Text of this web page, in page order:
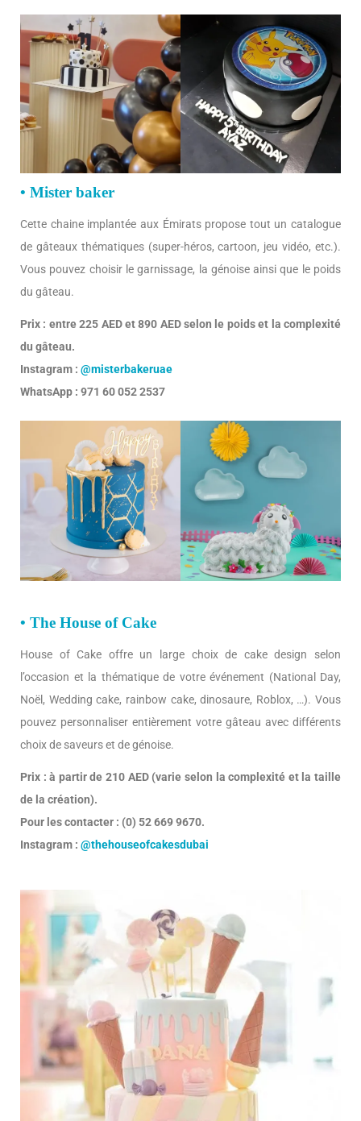
• Mister baker
Cette chaine implantée aux Émirats propose tout un catalogue
de gâteaux thématiques (super-héros, cartoon, jeu vidéo, etc.).
Vous pouvez choisir le garnissage, la génoise ainsi que le poids
du gâteau.
Prix : entre 225 AED et 890 AED selon le poids et la complexité
du gâteau.
Instagram : @misterbakeruae
WhatsApp : 971 60 052 2537
• The House of Cake
House of Cake offre un large choix de cake design selon
l’occasion et la thématique de votre événement (National Day,
Noël, Wedding cake, rainbow cake, dinosaure, Roblox, …). Vous
pouvez personnaliser entièrement votre gâteau avec différents
choix de saveurs et de génoise.
Prix : à partir de 210 AED (varie selon la complexité et la taille
de la création).
Pour les contacter : (0) 52 669 9670.
Instagram : @thehouseofcakesdubai